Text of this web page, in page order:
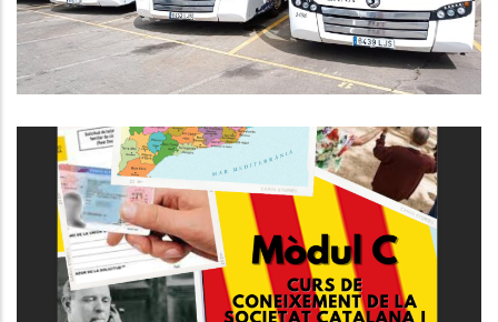
Educació
CURS GRATUÏT DE CONEIXEMENT
DE LA SOCIETAT CATALANA I EL
SEU MARC JURÍDIC